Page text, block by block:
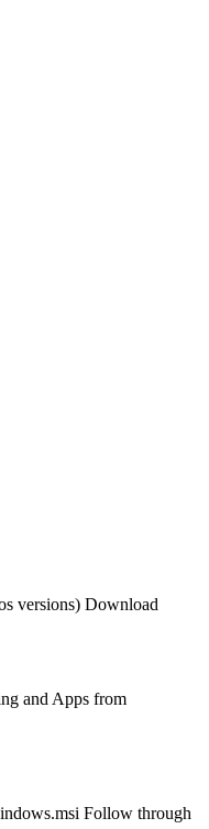
versions) Download
and Apps from
Follow through